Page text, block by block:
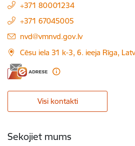
+371 80001234
+371 67045005
E-pasts:
nvd@vmnvd.gov.lv
Cēsu iela 31 k-3, 6. ieeja Rīga,
Visi kontakti
Sekojiet mums